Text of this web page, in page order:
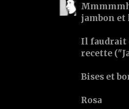
jambon
Il faudrait
recette
Bises et
Rosa